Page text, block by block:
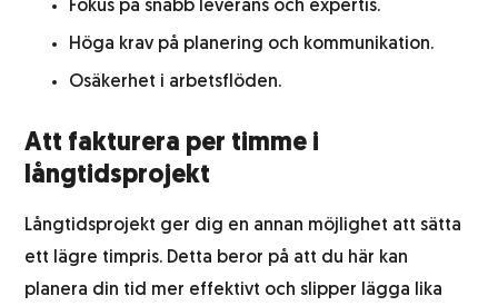
Fokus på snabb leverans och expertis.
Höga krav på planering och kommunikation.
Osäkerhet i arbetsflöden.
Att fakturera per timme i
långtidsprojekt
Långtidsprojekt ger dig en annan möjlighet att sätta
ett lägre timpris. Detta beror på att du här kan
planera din tid mer effektivt och slipper lägga lika